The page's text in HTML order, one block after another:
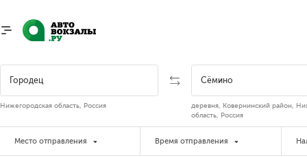
Нижегородская область, Россия
деревня, Ковернинский район,
область, Россия
Место отправления Время отправления